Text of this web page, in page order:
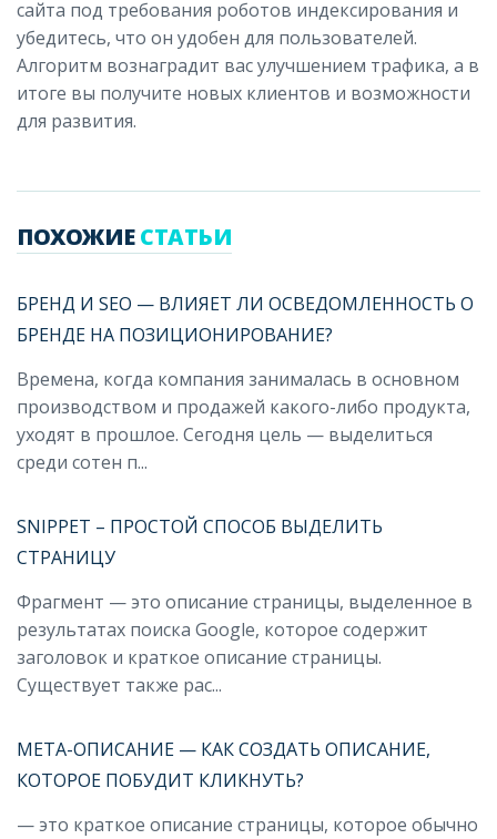
сайта под требования роботов индексирования и
убедитесь, что он удобен для пользователей.
Алгоритм вознаградит вас улучшением трафика, а в
итоге вы получите новых клиентов и возможности
для развития.
ПОХОЖИЕСТАТЬИ
БРЕНД И SEO — ВЛИЯЕТ ЛИ ОСВЕДОМЛЕННОСТЬ О
БРЕНДЕ НА ПОЗИЦИОНИРОВАНИЕ?
Времена, когда компания занималась в основном
производством и продажей какого-либо продукта,
уходят в прошлое. Сегодня цель — выделиться
среди сотен п...
SNIPPET – ПРОСТОЙ СПОСОБ ВЫДЕЛИТЬ
СТРАНИЦУ
Фрагмент — это описание страницы, выделенное в
результатах поиска Google, которое содержит
заголовок и краткое описание страницы.
Существует также рас...
МЕТА-ОПИСАНИЕ — КАК СОЗДАТЬ ОПИСАНИЕ,
КОТОРОЕ ПОБУДИТ КЛИКНУТЬ?
— это краткое описание страницы, которое обычно